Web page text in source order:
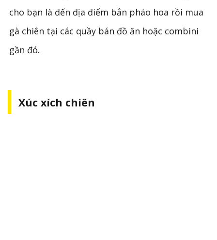
cho bạn là đến địa điểm bắn pháo hoa rồi mua
gà chiên tại các quầy bán đồ ăn hoặc combini
gần đó.
Xúc xích chiên